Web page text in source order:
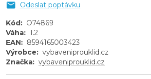
Odeslat poptávku
Kód: O74869
Váha: 1.2
EAN: 8594165003423
Výrobce: vybaveniprouklid.cz
Značka: vybaveniprouklid.cz